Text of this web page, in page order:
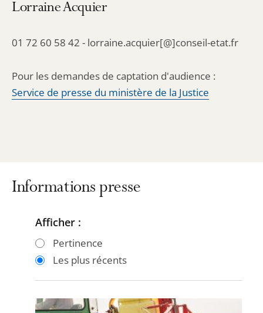
Lorraine Acquier
01 72 60 58 42 - lorraine.acquier[@]conseil-etat.fr
Pour les demandes de captation d'audience :
Service de presse du ministère de la Justice
Informations presse
Passer
filtres
après
Passer
filtres
avant
Afficher :
Pertinence
Les plus récents
Réglementation